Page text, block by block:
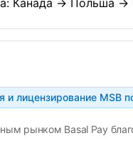
Канада → Польша →
и лицензирование MSB
рынком Basal Pay